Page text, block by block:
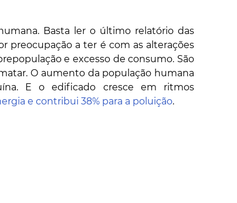
Basta ler o último relatório das
preocupação a ter é com as alterações
e excesso de consumo. São
O aumento da população humana
E o edificado cresce em ritmos
e contribui 38% para a poluição.